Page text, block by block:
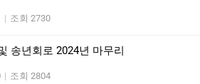
| 조회 2730
송년회로 2024년 마무리
| 조회 2804